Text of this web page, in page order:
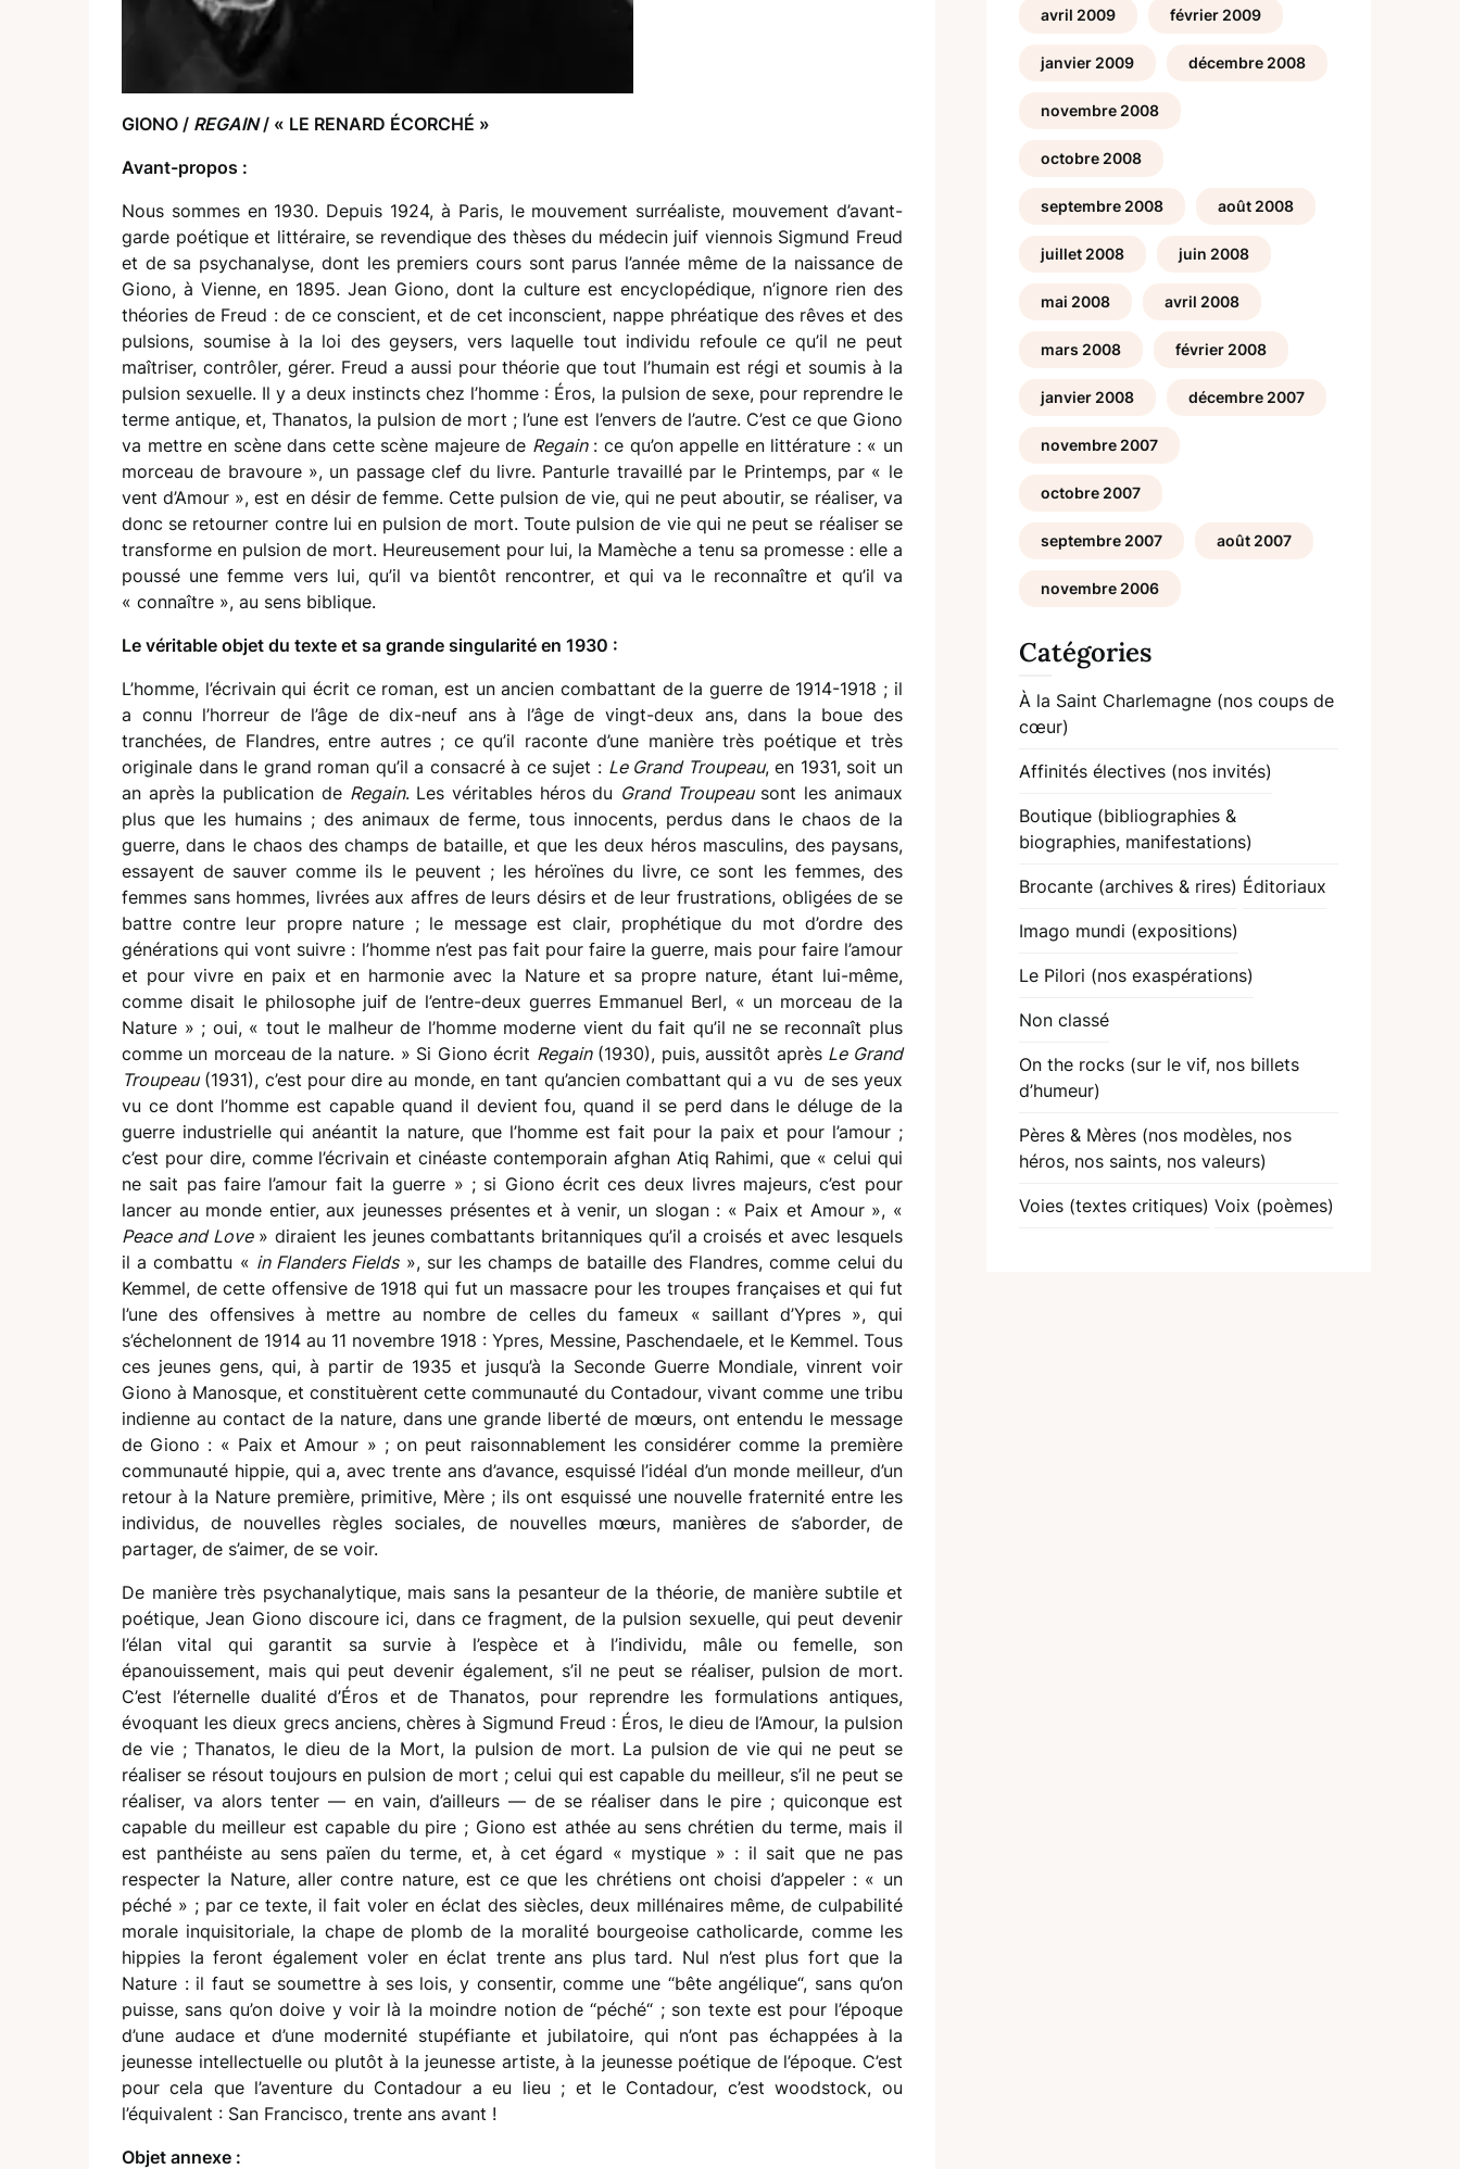
GIONO / REGAIN/ « LE RENARD ÉCORCHÉ »
Avant-propos :
Nous sommes en 1930. Depuis 1924, à Paris, le mouvement surréaliste, mouvement d’avant-
garde poétique et littéraire, se revendique des thèses du médecin juif viennois Sigmund Freud
et de sa psychanalyse, dont les premiers cours sont parus l’année même de la naissance de
Giono, à Vienne, en 1895. Jean Giono, dont la culture est encyclopédique, n’ignore rien des
théories de Freud : de ce conscient, et de cet inconscient, nappe phréatique des rêves et des
pulsions, soumise à la loi des geysers, vers laquelle tout individu refoule ce qu’il ne peut
maîtriser, contrôler, gérer. Freud a aussi pour théorie que tout l’humain est régi et soumis à la
pulsion sexuelle. Il y a deux instincts chez l’homme : Éros, la pulsion de sexe, pour reprendre le
terme antique, et, Thanatos, la pulsion de mort ; l’une est l’envers de l’autre. C’est ce que Giono
va mettre en scène dans cette scène majeure de Regain: ce qu’on appelle en littérature : « un
morceau de bravoure », un passage clef du livre. Panturle travaillé par le Printemps, par « le
vent d’Amour », est en désir de femme. Cette pulsion de vie, qui ne peut aboutir, se réaliser, va
donc se retourner contre lui en pulsion de mort. Toute pulsion de vie qui ne peut se réaliser se
transforme en pulsion de mort. Heureusement pour lui, la Mamèche a tenu sa promesse : elle a
poussé une femme vers lui, qu’il va bientôt rencontrer, et qui va le reconnaître et qu’il va
« connaître », au sens biblique.
Le véritable objet du texte et sa grande singularité en 1930 :
L’homme, l’écrivain qui écrit ce roman, est un ancien combattant de la guerre de 1914-1918 ; il
a connu l’horreur de l’âge de dix-neuf ans à l’âge de vingt-deux ans, dans la boue des
tranchées, de Flandres, entre autres ; ce qu’il raconte d’une manière très poétique et très
originale dans le grand roman qu’il a consacré à ce sujet : Le Grand Troupeau, en 1931, soit un
an après la publication de Regain. Les véritables héros du Grand Troupeausont les animaux
plus que les humains ; des animaux de ferme, tous innocents, perdus dans le chaos de la
guerre, dans le chaos des champs de bataille, et que les deux héros masculins, des paysans,
essayent de sauver comme ils le peuvent ; les héroïnes du livre, ce sont les femmes, des
femmes sans hommes, livrées aux affres de leurs désirs et de leur frustrations, obligées de se
battre contre leur propre nature ; le message est clair, prophétique du mot d’ordre des
générations qui vont suivre : l’homme n’est pas fait pour faire la guerre, mais pour faire l’amour
et pour vivre en paix et en harmonie avec la Nature et sa propre nature, étant lui-même,
comme disait le philosophe juif de l’entre-deux guerres Emmanuel Berl, « un morceau de la
Nature » ; oui, « tout le malheur de l’homme moderne vient du fait qu’il ne se reconnaît plus
comme un morceau de la nature. » Si Giono écrit Regain(1930), puis, aussitôt après Le Grand
Troupeau(1931), c’est pour dire au monde, en tant qu’ancien combattant qui a vu de ses yeux
vu ce dont l’homme est capable quand il devient fou, quand il se perd dans le déluge de la
guerre industrielle qui anéantit la nature, que l’homme est fait pour la paix et pour l’amour ;
c’est pour dire, comme l’écrivain et cinéaste contemporain afghan Atiq Rahimi, que « celui qui
ne sait pas faire l’amour fait la guerre » ; si Giono écrit ces deux livres majeurs, c’est pour
lancer au monde entier, aux jeunesses présentes et à venir, un slogan : « Paix et Amour », «
Peace and Love» diraient les jeunes combattants britanniques qu’il a croisés et avec lesquels
il a combattu « in Flanders Fields», sur les champs de bataille des Flandres, comme celui du
Kemmel, de cette offensive de 1918 qui fut un massacre pour les troupes françaises et qui fut
l’une des offensives à mettre au nombre de celles du fameux « saillant d’Ypres », qui
s’échelonnent de 1914 au 11 novembre 1918 : Ypres, Messine, Paschendaele, et le Kemmel. Tous
ces jeunes gens, qui, à partir de 1935 et jusqu’à la Seconde Guerre Mondiale, vinrent voir
Giono à Manosque, et constituèrent cette communauté du Contadour, vivant comme une tribu
indienne au contact de la nature, dans une grande liberté de mœurs, ont entendu le message
de Giono : « Paix et Amour » ; on peut raisonnablement les considérer comme la première
communauté hippie, qui a, avec trente ans d’avance, esquissé l’idéal d’un monde meilleur, d’un
retour à la Nature première, primitive, Mère ; ils ont esquissé une nouvelle fraternité entre les
individus, de nouvelles règles sociales, de nouvelles mœurs, manières de s’aborder, de
partager, de s’aimer, de se voir.
De manière très psychanalytique, mais sans la pesanteur de la théorie, de manière subtile et
poétique, Jean Giono discoure ici, dans ce fragment, de la pulsion sexuelle, qui peut devenir
l’élan vital qui garantit sa survie à l’espèce et à l’individu, mâle ou femelle, son
épanouissement, mais qui peut devenir également, s’il ne peut se réaliser, pulsion de mort.
C’est l’éternelle dualité d’Éros et de Thanatos, pour reprendre les formulations antiques,
évoquant les dieux grecs anciens, chères à Sigmund Freud : Éros, le dieu de l’Amour, la pulsion
de vie ; Thanatos, le dieu de la Mort, la pulsion de mort. La pulsion de vie qui ne peut se
réaliser se résout toujours en pulsion de mort ; celui qui est capable du meilleur, s’il ne peut se
réaliser, va alors tenter — en vain, d’ailleurs — de se réaliser dans le pire ; quiconque est
capable du meilleur est capable du pire ; Giono est athée au sens chrétien du terme, mais il
est panthéiste au sens païen du terme, et, à cet égard « mystique » : il sait que ne pas
respecter la Nature, aller contre nature, est ce que les chrétiens ont choisi d’appeler : « un
péché » ; par ce texte, il fait voler en éclat des siècles, deux millénaires même, de culpabilité
morale inquisitoriale, la chape de plomb de la moralité bourgeoise catholicarde, comme les
hippies la feront également voler en éclat trente ans plus tard. Nul n’est plus fort que la
Nature : il faut se soumettre à ses lois, y consentir, comme une “bête angélique“, sans qu’on
puisse, sans qu’on doive y voir là la moindre notion de “péché“ ; son texte est pour l’époque
d’une audace et d’une modernité stupéfiante et jubilatoire, qui n’ont pas échappées à la
jeunesse intellectuelle ou plutôt à la jeunesse artiste, à la jeunesse poétique de l’époque. C’est
pour cela que l’aventure du Contadour a eu lieu ; et le Contadour, c’est woodstock, ou
l’équivalent : San Francisco, trente ans avant !
Objet annexe :
avril 2009 février 2009
janvier 2009 décembre 2008
novembre 2008
octobre 2008
septembre 2008 août 2008
juillet 2008 juin 2008
mai 2008 avril 2008
mars 2008 février 2008
janvier 2008 décembre 2007
novembre 2007
octobre 2007
septembre 2007 août 2007
novembre 2006
Catégories
À la Saint Charlemagne (nos coups de
cœur)
Affinités électives (nos invités)
Boutique (bibliographies &
biographies, manifestations)
Brocante (archives & rires) Éditoriaux
Imago mundi (expositions)
Le Pilori (nos exaspérations)
Non classé
On the rocks (sur le vif, nos billets
d’humeur)
Pères & Mères (nos modèles, nos
héros, nos saints, nos valeurs)
Voies (textes critiques) Voix (poèmes)